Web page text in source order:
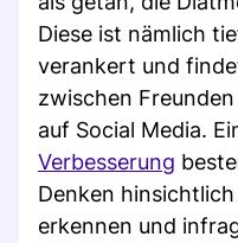
Diese ist nämlich
verankert und
zwischen
auf Social Media.
Verbesserung
Denken
erkennen und